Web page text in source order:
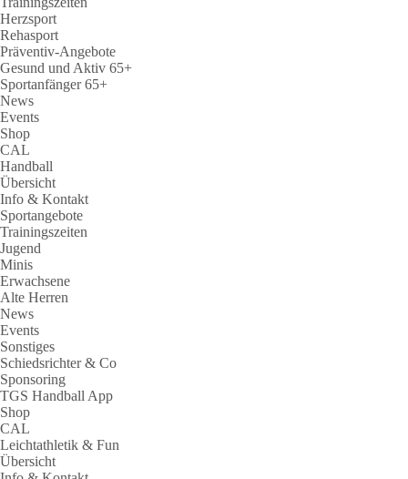
Herzsport
Rehasport
Präventiv-Angebote
Gesund und Aktiv 65+
Sportanfänger 65+
News
Events
Shop
CAL
Handball
Übersicht
Info & Kontakt
Sportangebote
Trainingszeiten
Jugend
Minis
Erwachsene
Alte Herren
News
Events
Sonstiges
Schiedsrichter & Co
Sponsoring
TGS Handball App
Shop
CAL
Leichtathletik & Fun
Übersicht